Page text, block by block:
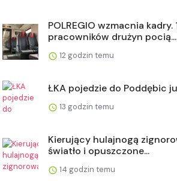
POLREGIO wzmacnia
pracowników drużyn pocią...
12 godzin temu
ŁKA pojedzie do Poddębic
13 godzin temu
Kierujący hulajnogą
światło i opuszczone...
14 godzin temu